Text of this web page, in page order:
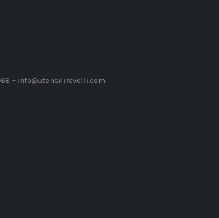
– info@utensilirevelli.com